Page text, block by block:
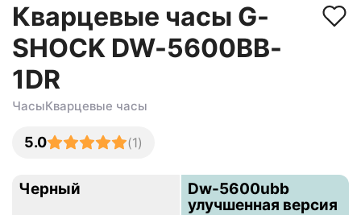
Кварцевые часы G-
SHOCK DW-5600BB-
1DR
ЧасыКварцевые часы
5.0 (1)
Черный
Dw-5600ubb
улучшенная версия